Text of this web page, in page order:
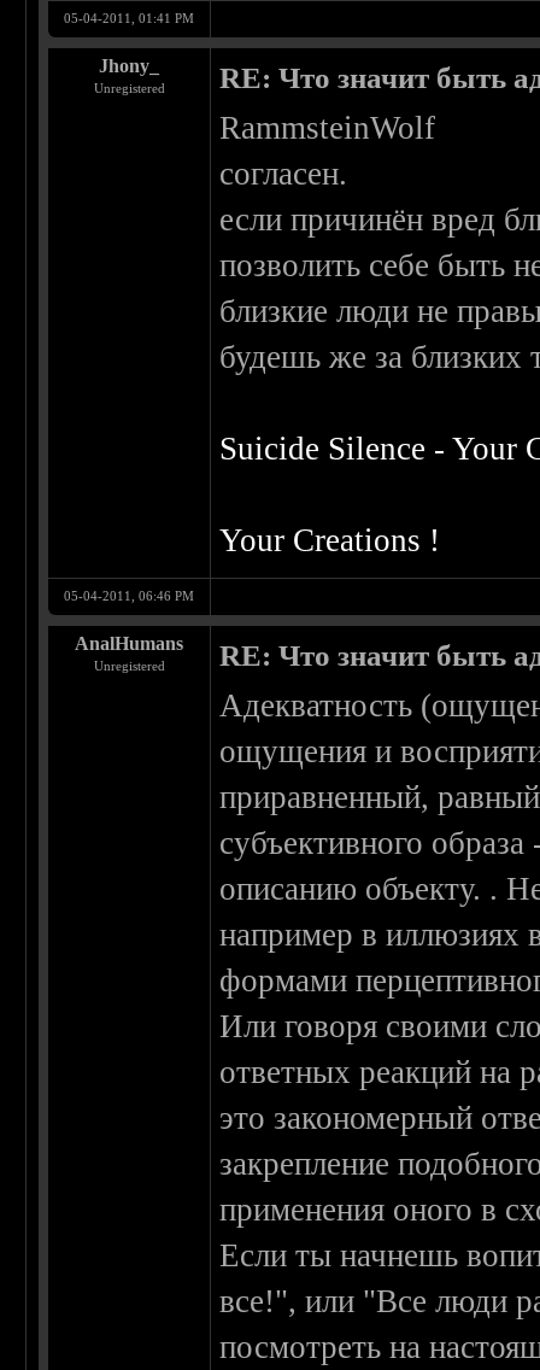
05-04-2011, 01:41 PM
Jhony_
Unregistered RE: Что значит быть
RammsteinWolf
согласен.
если причинён вред
позволить себе быть
близкие люди не
будешь же за близких
Suicide Silence - Your
Your Creations !
05-04-2011, 06:46 PM
AnalHumans
Unregistered RE: Что значит быть
Адекватность
ощущения и
приравненный,
субъективного
описанию объекту. .
например в иллюзиях
формами
Или говоря своими
ответных реакций на
это закономерный
закрепление
применения оного в
Если ты начнешь
все!", или "Все люди
посмотреть на